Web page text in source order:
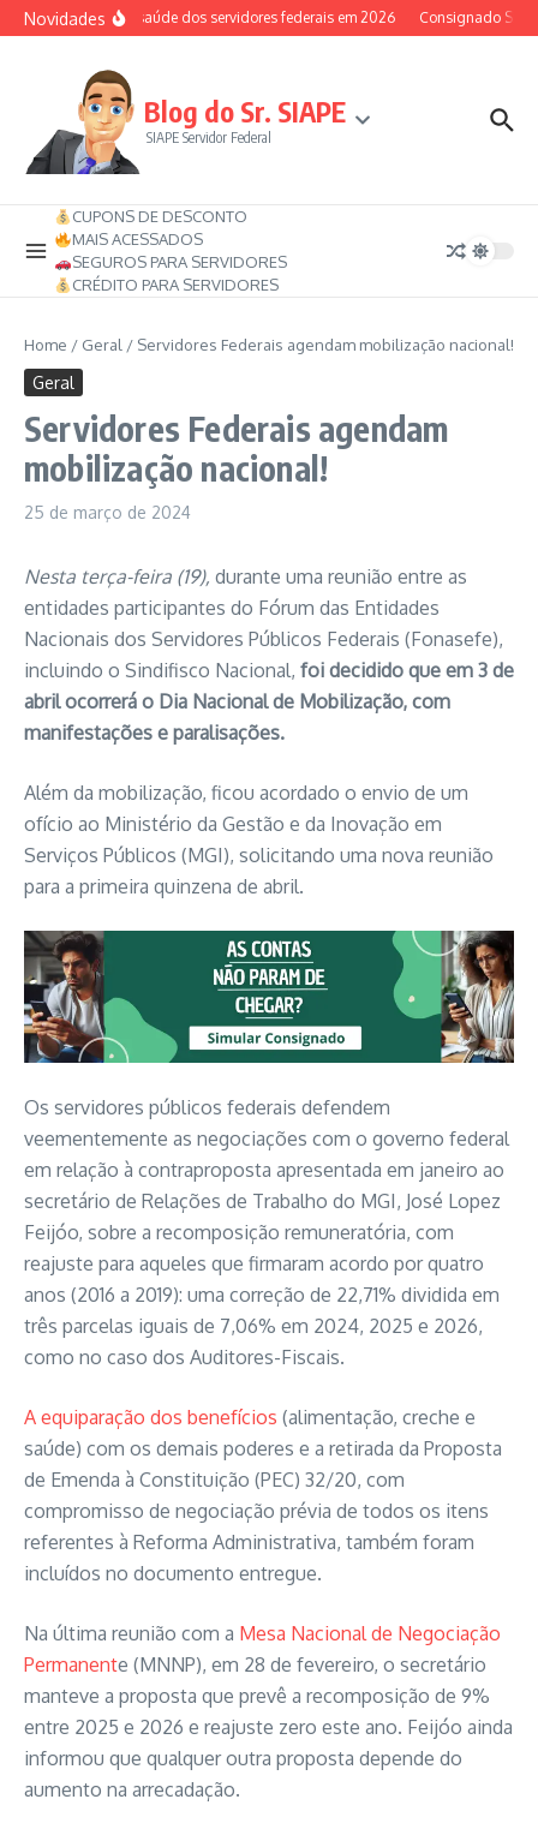
Ir para o conteúdo
NovidadesAuxílio-saúde dos servidores federais em 2026 Consignado
Blog do Sr. SIAPE
SIAPE Servidor Federal
CUPONS DE DESCONTO
MAIS ACESSADOS
SEGUROS PARA SERVIDORES
CRÉDITO PARA SERVIDORES
Home / Geral / Servidores Federais agendam mobilização nacional!
Geral
Servidores Federais agendam
mobilização nacional!
25 de março de 2024
Nesta terça-feira (19), durante uma reunião entre as
entidades participantes do Fórum das Entidades
Nacionais dos Servidores Públicos Federais (Fonasefe),
incluindo o Sindifisco Nacional, foi decidido que em 3 de
abril ocorrerá o Dia Nacional de Mobilização, com
manifestações e paralisações.
Além da mobilização, ficou acordado o envio de um
ofício ao Ministério da Gestão e da Inovação em
Serviços Públicos (MGI), solicitando uma nova reunião
para a primeira quinzena de abril.
Os servidores públicos federais defendem
veementemente as negociações com o governo federal
em relação à contraproposta apresentada em janeiro ao
secretário de Relações de Trabalho do MGI, José Lopez
Feijóo, sobre a recomposição remuneratória, com
reajuste para aqueles que firmaram acordo por quatro
anos (2016 a 2019): uma correção de 22,71% dividida em
três parcelas iguais de 7,06% em 2024, 2025 e 2026,
como no caso dos Auditores-Fiscais.
A equiparação dos benefícios (alimentação, creche e
saúde) com os demais poderes e a retirada da Proposta
de Emenda à Constituição (PEC) 32/20, com
compromisso de negociação prévia de todos os itens
referentes à Reforma Administrativa, também foram
incluídos no documento entregue.
Na última reunião com a Mesa Nacional de Negociação
Permanente (MNNP), em 28 de fevereiro, o secretário
manteve a proposta que prevê a recomposição de 9%
entre 2025 e 2026 e reajuste zero este ano. Feijóo ainda
informou que qualquer outra proposta depende do
aumento na arrecadação.